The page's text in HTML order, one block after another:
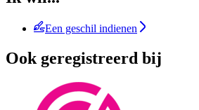
Een geschil indienen
Ook geregistreerd bij